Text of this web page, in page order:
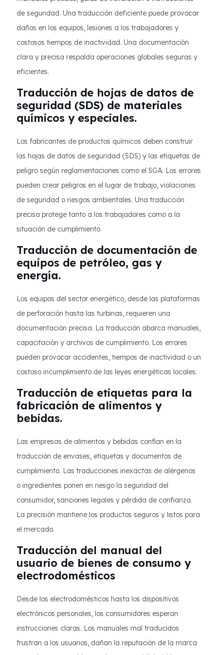
de seguridad. Una traducción deficiente puede provocar
daños en los equipos, lesiones a los trabajadores y
costosos tiempos de inactividad. Una documentación
clara y precisa respalda operaciones globales seguras y
eficientes.
Traducción de hojas de datos de
seguridad (SDS) de materiales
químicos y especiales.
Los fabricantes de productos químicos deben construir
las hojas de datos de seguridad (SDS) y las etiquetas de
peligro según reglamentaciones como el SGA. Los errores
pueden crear peligros en el lugar de trabajo, violaciones
de seguridad o riesgos ambientales. Una traducción
precisa protege tanto a los trabajadores como a la
situación de cumplimiento.
Traducción de documentación de
equipos de petróleo, gas y
energía.
Los equipos del sector energético, desde las plataformas
de perforación hasta las turbinas, requieren una
documentación precisa. La traducción abarca manuales,
capacitación y archivos de cumplimiento. Los errores
pueden provocar accidentes, tiempos de inactividad o un
costoso incumplimiento de las leyes energéticas locales.
Traducción de etiquetas para la
fabricación de alimentos y
bebidas.
Las empresas de alimentos y bebidas confían en la
traducción de envases, etiquetas y documentos de
cumplimiento. Las traducciones inexactas de alérgenos
o ingredientes ponen en riesgo la seguridad del
consumidor, sanciones legales y pérdida de confianza.
La precisión mantiene los productos seguros y listos para
el mercado.
Traducción del manual del
usuario de bienes de consumo y
electrodomésticos
Desde los electrodomésticos hasta los dispositivos
electrónicos personales, los consumidores esperan
instrucciones claras. Los manuales mal traducidos
frustran a los usuarios, dañan la reputación de la marca